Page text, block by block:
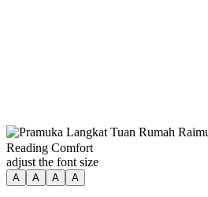
Reading Comfort
adjust the font size
A A A A